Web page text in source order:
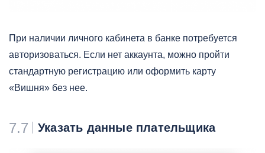
При наличии личного кабинета в банке потребуется
авторизоваться. Если нет аккаунта, можно пройти
стандартную регистрацию или оформить карту
«Вишня» без нее.
7.7 Указать данные плательщика